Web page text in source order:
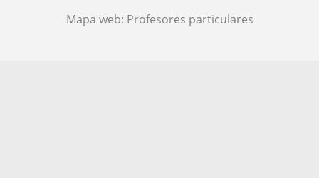
Mapa web: Profesores particulares